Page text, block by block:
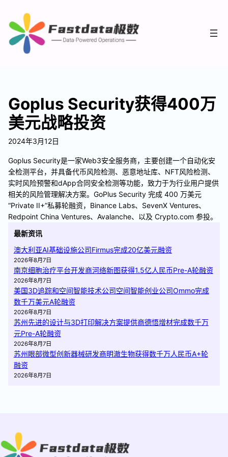
Goplus Security获得400万
美元战略投资
2024年3月12日
Goplus Security是一家Web3安全服务商，主要创建一个自动化安
全检测平台，并具备代币风险检测、恶意地址库、NFT风险检测、
实时风险预警和dApp合同安全检测等功能，致力于为行业用户提供
相关的风险管理解决方案。GoPlus Security 完成 400 万美元
“Private II+”私募轮融资，Binance Labs、SevenX Ventures、
Redpoint China Ventures、Avalanche、以及 Crypto.com 参投。
最新资讯
澳大利亚AI基础设施公司Firmus完成20亿美元融资
2026年8月7日
南京细胞治疗平台开发商河络新图获得1.5亿人民币Pre-A轮融资
2026年8月7日
美国3D追踪和空间智能技术公司空间智能创业公司Ommo完成
数千万美元A轮融资
2026年8月7日
苏州先进的设计与3D打印解决方案提供商德悟增材完成数千万
元Pre-A轮融资
2026年8月7日
苏州眼部微型创新器械研发商明澈生物获得数千万人民币A+轮
融资
2026年8月7日